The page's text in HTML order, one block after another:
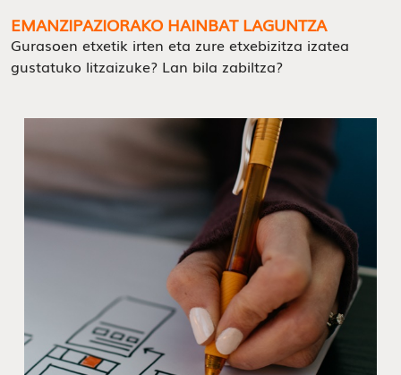
EMANZIPAZIORAKO HAINBAT LAGUNTZA
Gurasoen etxetik irten eta zure etxebizitza izatea
gustatuko litzaizuke? Lan bila zabiltza?